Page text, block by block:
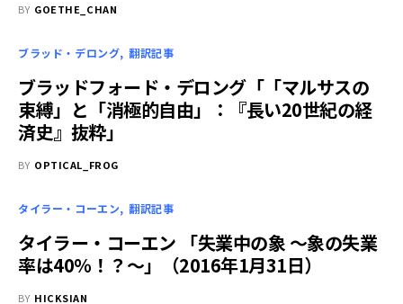
BY GOETHE_CHAN
ブラッド・デロング 翻訳記事
ブラッドフォード・デロング「「マルサスの
束縛」と「消極的自由」：『長い20世紀の経
済史』抜粋」
BY OPTICAL_FROG
タイラー・コーエン 翻訳記事
タイラー・コーエン 「失業中の象 ～象の失業
率は40％！？～」（2016年1月31日）
BY HICKSIAN